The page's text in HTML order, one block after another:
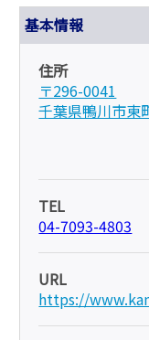
基本情報
住所
〒296-0041
千葉県鴨川市東
TEL
04-7093-4803
URL
https://